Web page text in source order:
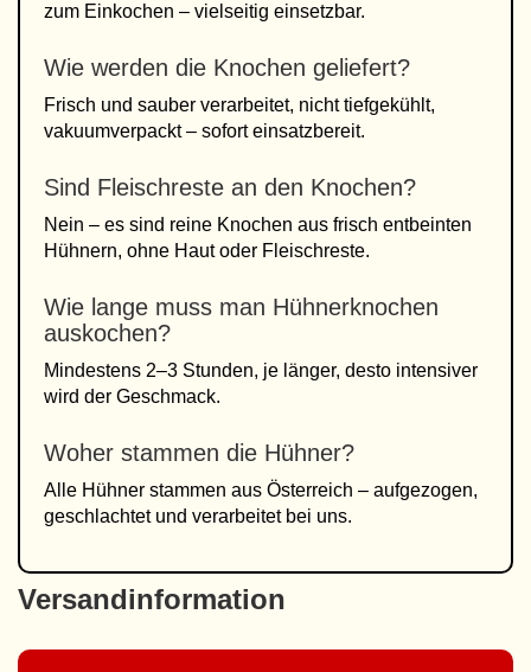
zum Einkochen – vielseitig einsetzbar.
Wie werden die Knochen geliefert?
Frisch und sauber verarbeitet, nicht tiefgekühlt,
vakuumverpackt – sofort einsatzbereit.
Sind Fleischreste an den Knochen?
Nein – es sind reine Knochen aus frisch entbeinten
Hühnern, ohne Haut oder Fleischreste.
Wie lange muss man Hühnerknochen
auskochen?
Mindestens 2–3 Stunden, je länger, desto intensiver
wird der Geschmack.
Woher stammen die Hühner?
Alle Hühner stammen aus Österreich – aufgezogen,
geschlachtet und verarbeitet bei uns.
Versandinformation